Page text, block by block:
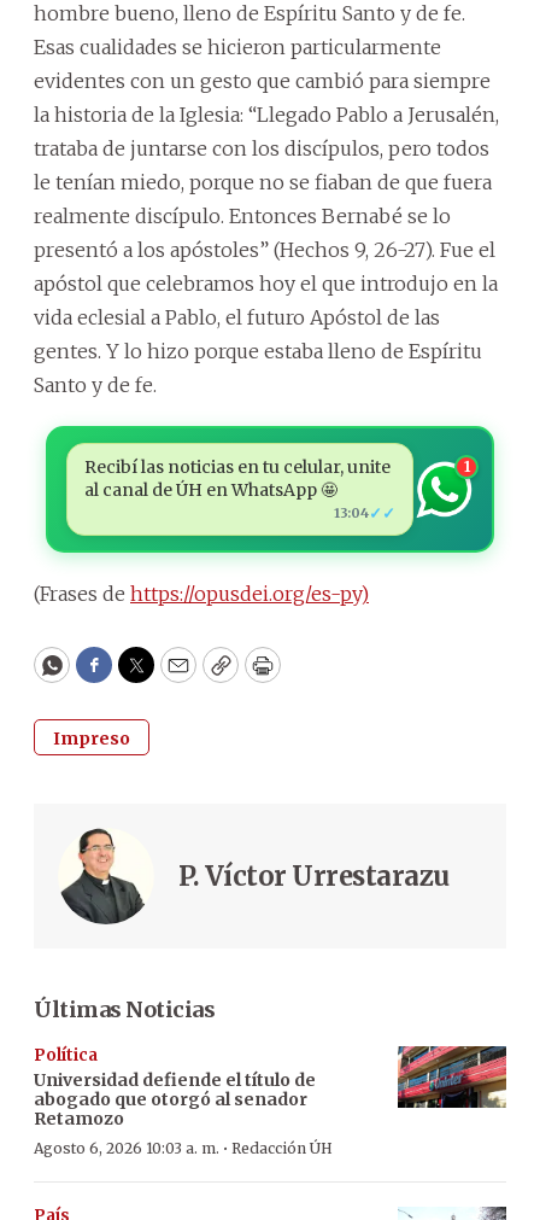
hombre bueno, lleno de Espíritu Santo y de fe.
Esas cualidades se hicieron particularmente
evidentes con un gesto que cambió para siempre
la historia de la Iglesia: “Llegado Pablo a Jerusalén,
trataba de juntarse con los discípulos, pero todos
le tenían miedo, porque no se fiaban de que fuera
realmente discípulo. Entonces Bernabé se lo
presentó a los apóstoles” (Hechos 9, 26-27). Fue el
apóstol que celebramos hoy el que introdujo en la
vida eclesial a Pablo, el futuro Apóstol de las
gentes. Y lo hizo porque estaba lleno de Espíritu
Santo y de fe.
Recibí las noticias en tu celular, unite
al canal de ÚH en WhatsApp 🤩
13:04✓✓
1
(Frases de https://opusdei.org/es-py)
WhatsApp
Facebook
Twitter
EmailCopyPrint
Impreso
P. Víctor Urrestarazu
Últimas Noticias
Política
Universidad defiende el título de
abogado que otorgó al senador
Retamozo
Agosto 6, 2026 10:03 a. m. · Redacción ÚH
País